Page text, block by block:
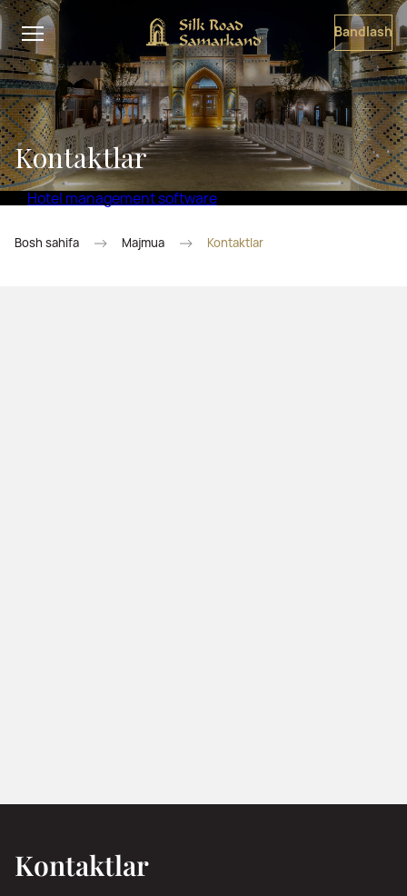
Bandlash
Kontaktlar
Hotel management software
Bosh sahifa Majmua Kontaktlar
Kontaktlar